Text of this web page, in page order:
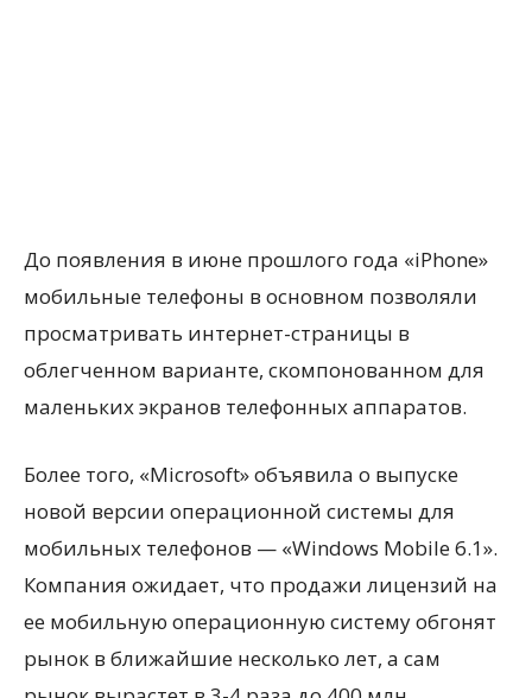
До появления в июне прошлого года «iPhone»
мобильные телефоны в основном позволяли
просматривать интернет-страницы в
облегченном варианте, скомпонованном для
маленьких экранов телефонных аппаратов.
Более того, «Microsoft» объявила о выпуске
новой версии операционной системы для
мобильных телефонов — «Windows Mobile 6.1».
Компания ожидает, что продажи лицензий на
ее мобильную операционную систему обгонят
рынок в ближайшие несколько лет, а сам